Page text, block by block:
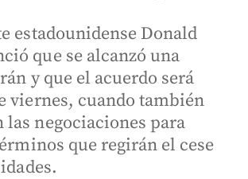
estadounidense Donald
que se alcanzó una
y que el acuerdo será
viernes, cuando también
las negociaciones para
que regirán el cese